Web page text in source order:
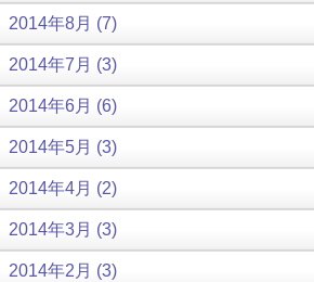
2014年8月 (7)
2014年7月 (3)
2014年6月 (6)
2014年5月 (3)
2014年4月 (2)
2014年3月 (3)
2014年2月 (3)